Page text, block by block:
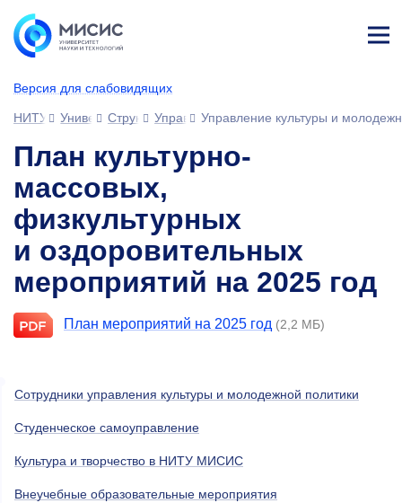
Версия для слабовидящих
ине
НИТУ МИСИСУниверситетСтруктура университета
УправленияУправление культуры и
План культурно-
массовых,
физкультурных
и оздоровительных
мероприятий на 2025 год
План мероприятий на 2025 год (2,2 МБ)
Сотрудники управления культуры и молодежной политики
Студенческое самоуправление
Культура и творчество в НИТУ МИСИС
Внеучебные образовательные мероприятия